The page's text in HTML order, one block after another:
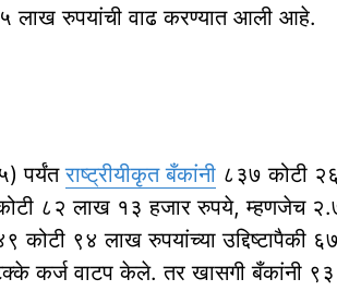
लाख रुपयांची वाढ करण्यात आली आहे.
पर्यंतराष्ट्रीयीकृत बँकांनी ८३७ कोटी
८२ लाख १३ हजार रुपये, म्हणजेच
कोटी ९४ लाख रुपयांच्या उद्दिष्टापैकी
कर्ज वाटप केले. तर खासगी बँकांनी ९३